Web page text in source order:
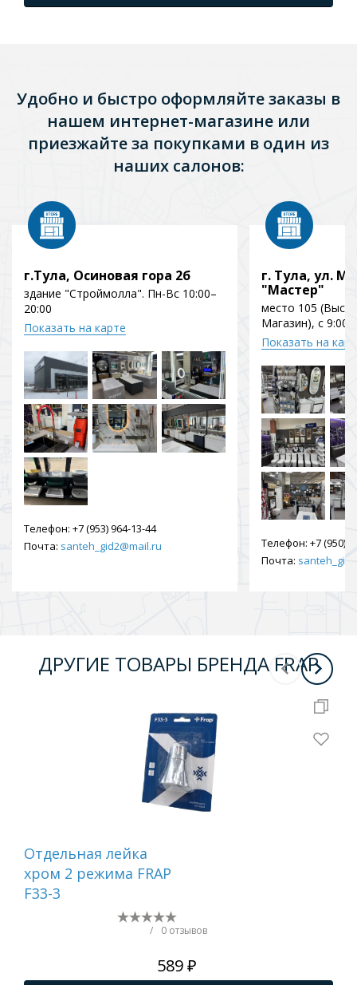
Удобно и быстро оформляйте заказы в
нашем интернет-магазине или
приезжайте за покупками в один из
наших салонов:
г.Тула, Осиновая гора 2б
здание "Строймолла". Пн-Вс 10:00–
20:00
Показать на карте
Телефон: +7 (953) 964-13-44
Почта: santeh_gid2@mail.ru
г. Тула, ул.
"Мастер"
место 105
Магазин), с 9:00
Показать на
Телефон: +7 (950)
Почта:
ДРУГИЕ ТОВАРЫ БРЕНДА FRAP
Отдельная лейка
хром 2 режима FRAP
F33-3
/ 0 отзывов
589 ₽